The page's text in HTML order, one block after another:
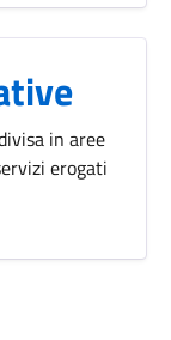
in aree
erogati